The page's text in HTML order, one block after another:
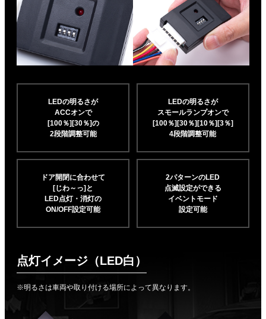
LEDの明るさが
ACCオンで
[100％][30％]の
2段階調整可能
LEDの明るさが
スモールランプオンで
[100％][30％][10％][3％]
4段階調整可能
ドア開閉に合わせて
[じわ～っ]と
LED点灯・消灯の
ON/OFF設定可能
2パターンのLED
点滅設定ができる
イベントモード
設定可能
点灯イメージ（LED白）
※明るさは車両や取り付ける場所によって異なります。